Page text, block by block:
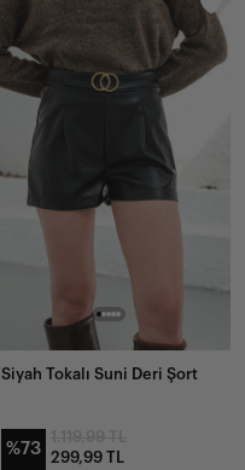
Siyah Tokalı Suni Deri Şort
%73
299,99 TL